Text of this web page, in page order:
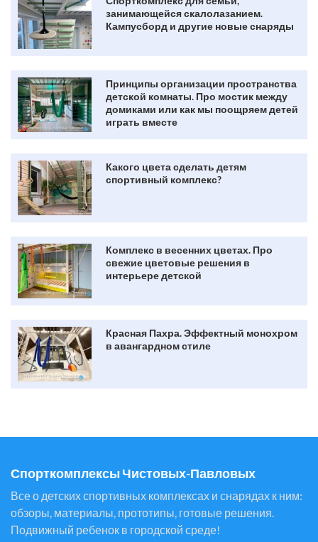
занимающейся скалолазанием.
Кампусборд и другие новые снаряды
Принципы организации пространства
детской комнаты. Про мостик между
домиками или как мы поощряем детей
играть вместе
Какого цвета сделать детям
спортивный комплекс?
Комплекс в весенних цветах. Про
свежие цветовые решения в
интерьере детской
Красная Пахра. Эффектный монохром
в авангардном стиле
Спорткомплексы Чистовых-Павловых
Все о детских спортивных комплексах и снарядах к ним:
обзоры, материалы, прототипы, готовые решения.
Подвижный ребенок в городской среде!